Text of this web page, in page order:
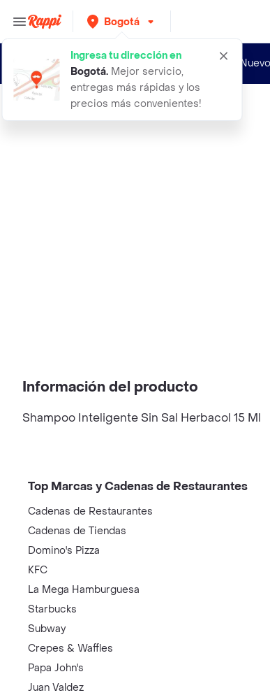
Bogotá
Ingresa tu dirección en
Bogotá. Mejor servicio,
entregas más rápidas y los
precios más convenientes!
shampoo inteligente sin sal herbaco
Información del producto
Shampoo Inteligente Sin Sal Herbacol 15 Ml
Top Marcas y Cadenas de Restaurantes
Cadenas de Restaurantes
Cadenas de Tiendas
Domino's Pizza
KFC
La Mega Hamburguesa
Starbucks
Subway
Crepes & Waffles
Papa John's
Juan Valdez